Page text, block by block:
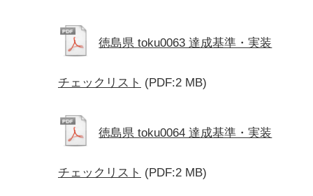
徳島県 toku0063 達成基準・実装
チェックリスト (PDF:2 MB)
徳島県 toku0064 達成基準・実装
チェックリスト (PDF:2 MB)